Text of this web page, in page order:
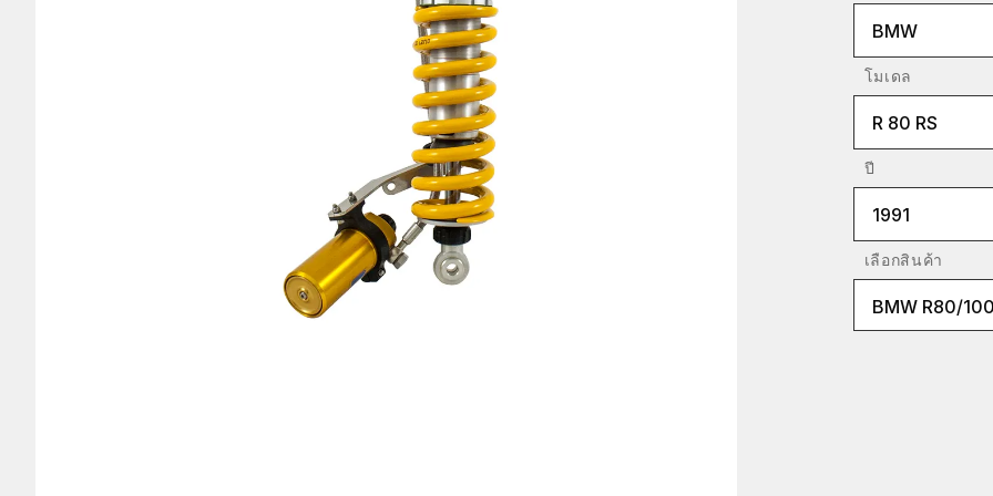
BMW
โมเดล
R 80 RS
ปี
1991
เลือกสินค้า
BMW R80/